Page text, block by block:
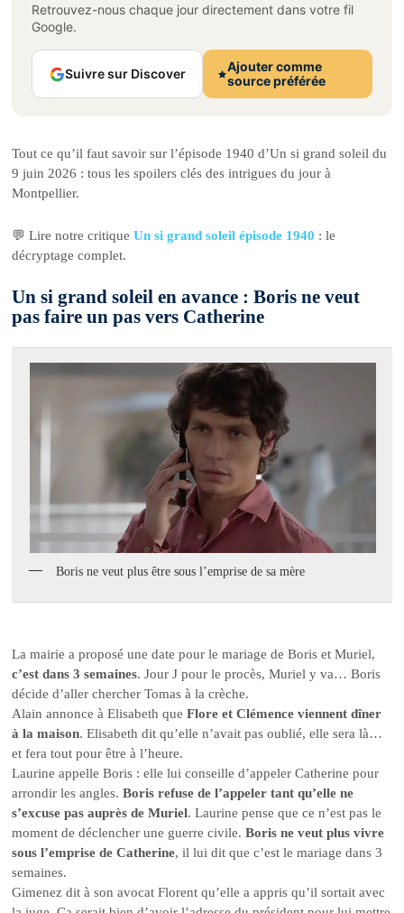
Retrouvez-nous chaque jour directement dans votre fil
Google.
Suivre sur Discover
Ajouter comme
source préférée
Tout ce qu’il faut savoir sur l’épisode 1940 d’Un si grand soleil du
9 juin 2026 : tous les spoilers clés des intrigues du jour à
Montpellier.
💬 Lire notre critiqueUn si grand soleil épisode 1940 : le
décryptage complet.
Un si grand soleil en avance : Boris ne veut
pas faire un pas vers Catherine
Boris ne veut plus être sous l’emprise de sa mère
La mairie a proposé une date pour le mariage de Boris et Muriel,
c’est dans 3 semaines. Jour J pour le procès, Muriel y va… Boris
décide d’aller chercher Tomas à la crèche.
Alain annonce à Elisabeth queFlore et Clémence viennent dîner
à la maison. Elisabeth dit qu’elle n’avait pas oublié, elle sera là…
et fera tout pour être à l’heure.
Laurine appelle Boris : elle lui conseille d’appeler Catherine pour
arrondir les angles.Boris refuse de l’appeler tant qu’elle ne
s’excuse pas auprès de Muriel. Laurine pense que ce n’est pas le
moment de déclencher une guerre civile.Boris ne veut plus vivre
sous l’emprise de Catherine, il lui dit que c’est le mariage dans 3
semaines.
Gimenez dit à son avocat Florent qu’elle a appris qu’il sortait avec